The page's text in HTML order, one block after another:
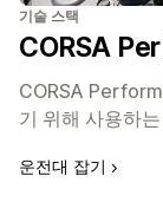
기술 스택
CORSA
CORSA
기 위해 사용하
운전대 잡기